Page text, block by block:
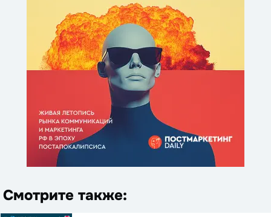
Смотрите также: